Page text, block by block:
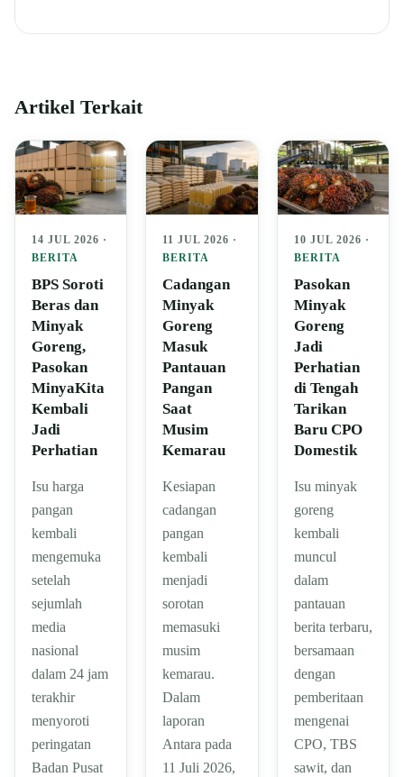
Artikel Terkait
14 JUL 2026 ·
BERITA
BPS Soroti
Beras dan
Minyak
Goreng,
Pasokan
MinyaKita
Kembali
Jadi
Perhatian
Isu harga
pangan
kembali
mengemuka
setelah
sejumlah
media
nasional
dalam 24 jam
terakhir
menyoroti
peringatan
Badan Pusat
11 JUL 2026 ·
BERITA
Cadangan
Minyak
Goreng
Masuk
Pantauan
Pangan
Saat
Musim
Kemarau
Kesiapan
cadangan
pangan
kembali
menjadi
sorotan
memasuki
musim
kemarau.
Dalam
laporan
Antara pada
11 Juli 2026,
10 JUL 2026 ·
BERITA
Pasokan
Minyak
Goreng
Jadi
Perhatian
di Tengah
Tarikan
Baru CPO
Domestik
Isu minyak
goreng
kembali
muncul
dalam
pantauan
berita terbaru,
bersamaan
dengan
pemberitaan
mengenai
CPO, TBS
sawit, dan